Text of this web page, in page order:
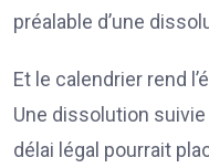
préalable d’une
Et le calendrier rend
Une dissolution
délai légal pourrait